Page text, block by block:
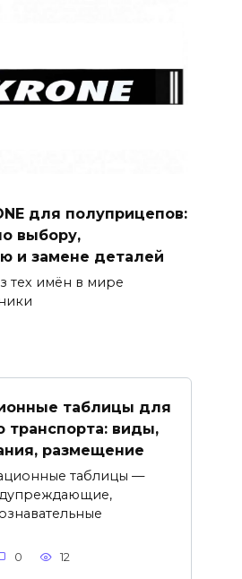
для полуприцепов:
выбору,
и замене деталей
тех имён в мире
таблицы для
транспорта: виды,
размещение
таблицы —
0 12